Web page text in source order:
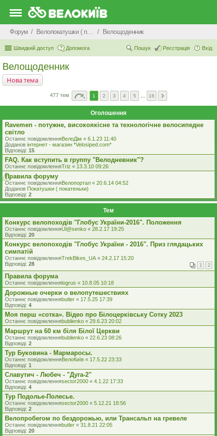
Форум Велопокатушки ( покатеньки), велопоходи, туризм. Велощоденник
Швидкий доступ Допомога Вхід
Реєстрація
Пошук
Велощоденник
Нова тема
477 тем 1 2 3 4 5 16
Оголошення
Ravemen - потужне, високоякісне та технологічне велосипедне
світло
Останнє повідомленняВелоДім « 6.1.23 11:40
Доданов iнтернет - магазин *Velosiped.com*
Відповіді: 15
FAQ. Как вступить в группу "Велодневник"?
Останнє повідомленняTriz « 13.3.10 09:26
Правила форуму
Останнє повідомленняВелопортал « 20.6.14 04:52
Доданов Покатушки ( покатеньки)
Відповіді: 2
Тем
Конкурс велопоходів "Глобус України-2016". Положення
Останнє повідомленняUl@senko « 28.2.17 19:25
Відповіді: 20
Конкурс велопоходів "Глобус України - 2016". Приз глядацьких
симпатій
Останнє повідомленняTrekBikes_UA « 24.2.17 15:20
Відповіді: 28 1 2
Правила форума
Останнє повідомленняlogrus « 10.8.05 10:18
Дорожные очерки о велопутешествиях
Останнє повідомленняbutler « 17.5.25 17:39
Відповіді: 4
Моя перш «сотка». Відео про Білоцерківську Сотку 2023
Останнє повідомленняbublienko « 29.6.23 20:02
Маршрут на 60 км біля Білої Церкви
Останнє повідомленняbublienko « 22.6.23 08:26
Відповіді: 2
Тур Буковина - Мармаросы.
Останнє повідомленняВелоКиїв « 17.5.22 23:33
Відповіді: 1
Славутич - Любеч - "Дуга-2"
Останнє повідомленняsector2000 « 4.1.22 17:33
Відповіді: 4
Тур Подолье-Полесье.
Останнє повідомленняsector2000 « 5.12.21 18:56
Відповіді: 2
Велопробегом по бездорожью, или Трансальп на гревеле
Останнє повідомленняbutler « 31.8.21 22:05
Відповіді: 20